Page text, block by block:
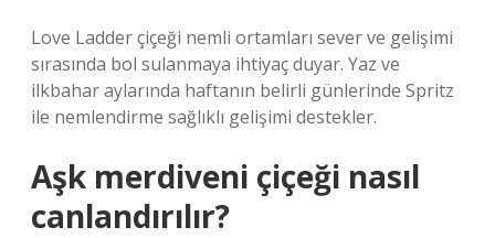
Love Ladder çiçeği nemli ortamları sever ve gelişimi
sırasında bol sulanmaya ihtiyaç duyar. Yaz ve
ilkbahar aylarında haftanın belirli günlerinde Spritz
ile nemlendirme sağlıklı gelişimi destekler.
Aşk merdiveni çiçeği nasıl
canlandırılır?